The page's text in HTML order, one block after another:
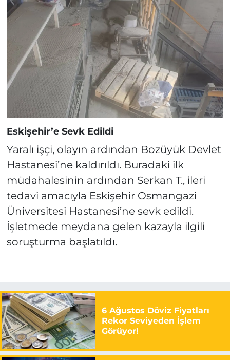
Eskişehir’e Sevk Edildi
Yaralı işçi, olayın ardından Bozüyük Devlet
Hastanesi’ne kaldırıldı. Buradaki ilk
müdahalesinin ardından Serkan T., ileri
tedavi amacıyla Eskişehir Osmangazi
Üniversitesi Hastanesi’ne sevk edildi.
İşletmede meydana gelen kazayla ilgili
soruşturma başlatıldı.
6 Ağustos Döviz Fiyatları
Rekor Seviyeden İşlem
Görüyor!